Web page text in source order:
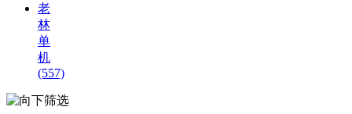
老
林
单
机
(557)
筛选